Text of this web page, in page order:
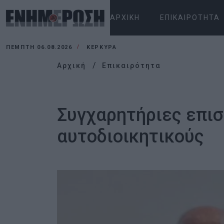
ΑΡΧΙΚΉ ΕΠΙΚΑΙΡΌΤΗΤΑ
ΠΈΜΠΤΗ 06.08.2026 ΚΕΡΚΥΡΑ
Αρχική Επικαιρότητα
Συγχαρητήριες
αυτοδιοικητικούς